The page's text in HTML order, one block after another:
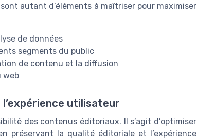
autant d’éléments à maîtriser pour maximiser
de données
segments du public
de contenu et la diffusion
web
utilisateur
des contenus éditoriaux. Il s’agit d’optimiser
préservant la qualité éditoriale et l’expérience